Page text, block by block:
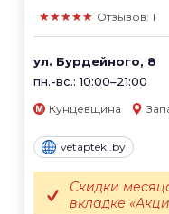
★★★★★ Отзывов: 1
ул. Бурдейного, 8
пн.-вс.: 10:00–21:00
Кунцевщина
vetapteki.by
Скидки
вкладке